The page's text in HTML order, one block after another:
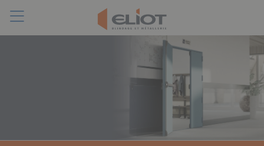
Toggle
navigation